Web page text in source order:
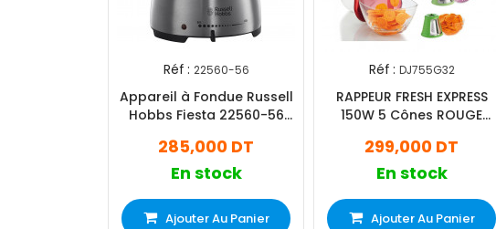
Réf : 22560-56
Appareil à Fondue Russell
Hobbs Fiesta 22560-56
285,000 DT
En stock
Ajouter Au Panier
Web !
Réf : DJ755G32
RAPPEUR FRESH EXPRESS
150W 5 Cônes ROUGE
299,000 DT
En stock
Ajouter Au Panier